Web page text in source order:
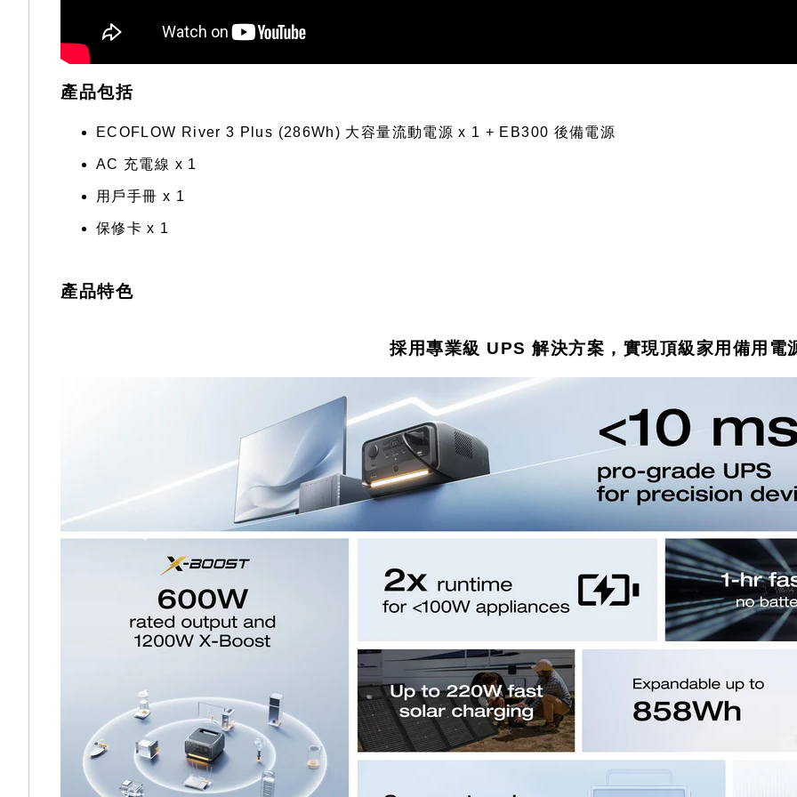
產品包括
ECOFLOW River 3 Plus (286Wh) 大容量流動電源 x 1 + EB300 後備電源
AC 充電線 x 1
用戶手冊 x 1
保修卡 x 1
產品特色
採用專業級 UPS 解決方案，實現頂級家用備用電